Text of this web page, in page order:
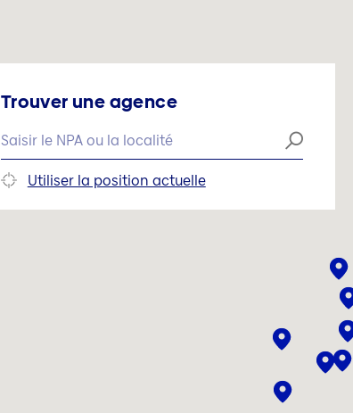
Trouver une agence
Utiliser la position actuelle